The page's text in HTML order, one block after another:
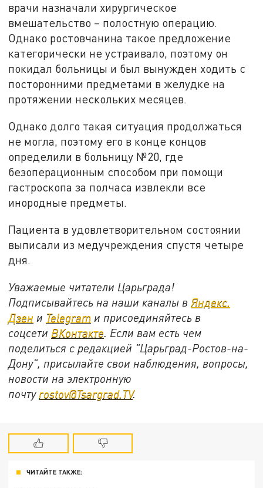
врачи назначали хирургическое
вмешательство – полостную операцию.
Однако ростовчанина такое предложение
категорически не устраивало, поэтому он
покидал больницы и был вынужден ходить с
посторонними предметами в желудке на
протяжении нескольких месяцев.
Однако долго такая ситуация продолжаться
не могла, поэтому его в конце концов
определили в больницу №20, где
безоперационным способом при помощи
гастроскопа за полчаса извлекли все
инородные предметы.
Пациента в удовлетворительном состоянии
выписали из медучреждения спустя четыре
дня.
Уважаемые читатели Царьграда!
Подписывайтесь на наши каналы в Яндекс.
Дзен и Telegram и присоединяйтесь в
соцсети ВКонтакте . Если вам есть чем
поделиться с редакцией "Царьград-Ростов-на-
Дону", присылайте свои наблюдения, вопросы,
новости на электронную
почту rostov@Tsargrad.ТV.
ЧИТАЙТЕ ТАКЖЕ: